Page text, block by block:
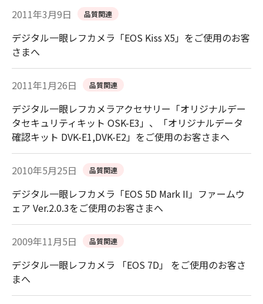
2011年3月9日 品質関連
デジタル一眼レフカメラ「EOS Kiss X5」をご使用のお客
さまへ
2011年1月26日 品質関連
デジタル一眼レフカメラアクセサリー「オリジナルデー
タセキュリティキット OSK-E3」、「オリジナルデータ
確認キット DVK-E1,DVK-E2」をご使用のお客さまへ
2010年5月25日 品質関連
デジタル一眼レフカメラ「EOS 5D Mark II」ファームウ
ェア Ver.2.0.3をご使用のお客さまへ
2009年11月5日 品質関連
デジタル一眼レフカメラ 「EOS 7D」 をご使用のお客さ
まへ